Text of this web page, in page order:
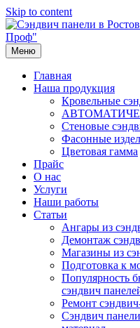
Skip to content
Меню
Главная
Наша продукция
Кровельные
Стеновые
Фасонные
Цветовая гамма
Прайс
О нас
Услуги
Наши работы
Статьи
Ангары из
Демонтаж
Магазины из
Подготовка к
Популярность
сэндвич
Ремонт
Сэндвич